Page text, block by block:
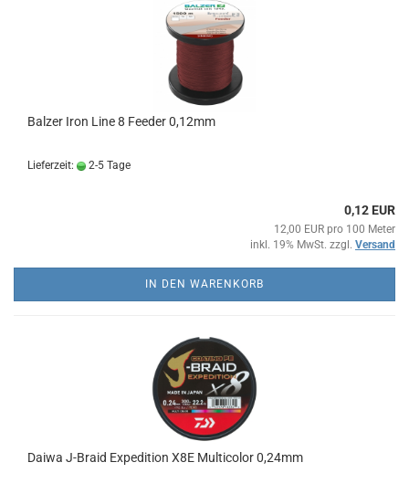
Balzer Iron Line 8 Feeder 0,12mm
Lieferzeit: 2-5 Tage
0,12 EUR
12,00 EUR pro 100 Meter
inkl. 19% MwSt. zzgl. Versand
IN DEN WARENKORB
Daiwa J-Braid Expedition X8E Multicolor 0,24mm